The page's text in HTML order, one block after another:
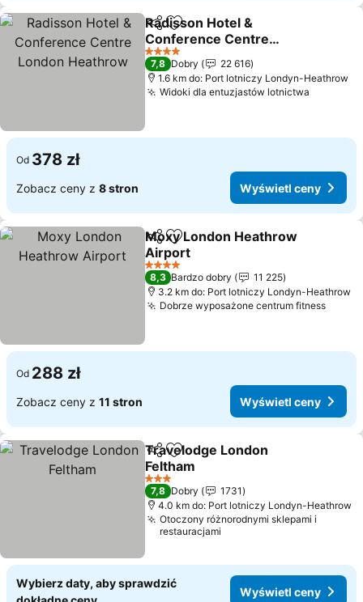
UdostępnijDodaj do ulubionych
Radisson Hotel &
Conference Centre
London Heathrow
Wyświetl ceny
4 Kategoria
7,8 Dobry
22 616
1.6 km do: Port lotniczy Londyn-Heathrow
Widoki dla entuzjastów lotnictwa
Od 378 zł
Zobacz ceny z 8 stron Wyświetl ceny
Udostępnij
Dodaj do ulubionych
Moxy London Heathrow
Airport
Wyświetl ceny
4 Kategoria
8,3 Bardzo dobry
11 225
3.2 km do: Port lotniczy Londyn-Heathrow
Dobrze wyposażone centrum fitness
Od 288 zł
Zobacz ceny z 11 stron Wyświetl ceny
Udostępnij
Dodaj do ulubionych
Travelodge London
Feltham
Wyświetl ceny
3 Kategoria
7,8 Dobry
1731
4.0 km do: Port lotniczy Londyn-Heathrow
Otoczony różnorodnymi sklepami i
restauracjami
Wybierz daty, aby sprawdzić
Wyświetl ceny